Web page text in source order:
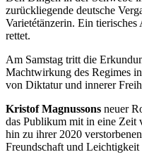
zurückliegende deutsche
Varietétänzerin. Ein
rettet.
Am Samstag tritt die
Machtwirkung des Regimes
von Diktatur und innerer
Kristof Magnussons neuer
das Publikum mit in eine Zeit
hin zu ihrer 2020
Freundschaft und Leichtigkeit